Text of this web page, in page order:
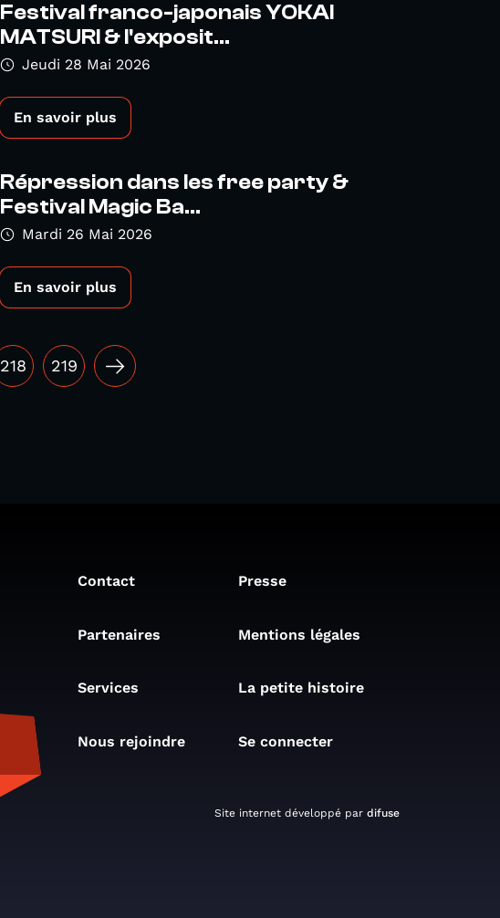
Festival franco-japonais YOKAI
MATSURI & l'exposit...
Jeudi 28 Mai 2026
En savoir plus
Répression dans les free party &
Festival Magic Ba...
Mardi 26 Mai 2026
En savoir plus
218 219
Contact Presse
Partenaires Mentions légales
Services La petite histoire
Nous rejoindre Se connecter
Site internet développé par difuse